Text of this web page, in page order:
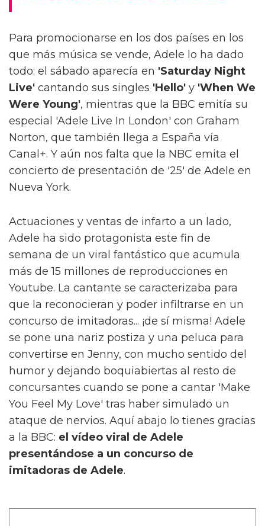
Para promocionarse en los dos países en los
que más música se vende, Adele lo ha dado
todo: el sábado aparecía en 'Saturday Night
Live' cantando sus singles 'Hello' y 'When We
Were Young', mientras que la BBC emitía su
especial 'Adele Live In London' con Graham
Norton, que también llega a España vía
Canal+. Y aún nos falta que la NBC emita el
concierto de presentación de '25' de Adele en
Nueva York.
Actuaciones y ventas de infarto a un lado,
Adele ha sido protagonista este fin de
semana de un viral fantástico que acumula
más de 15 millones de reproducciones en
Youtube. La cantante se caracterizaba para
que la reconocieran y poder infiltrarse en un
concurso de imitadoras... ¡de sí misma! Adele
se pone una nariz postiza y una peluca para
convertirse en Jenny, con mucho sentido del
humor y dejando boquiabiertas al resto de
concursantes cuando se pone a cantar 'Make
You Feel My Love' tras haber simulado un
ataque de nervios. Aquí abajo lo tienes gracias
a la BBC: el vídeo viral de Adele
presentándose a un concurso de
imitadoras de Adele.